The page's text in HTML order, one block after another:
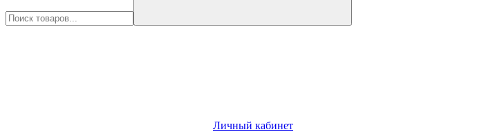
Личный кабинет